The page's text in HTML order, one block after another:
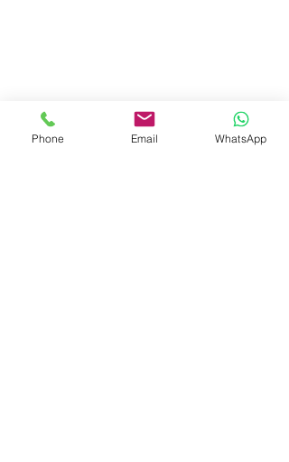
Phone Email WhatsApp